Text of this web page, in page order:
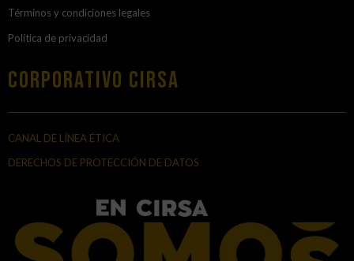
Términos y condiciones legales
Política de privacidad
Corporativo Cirsa
CANAL DE LÍNEA ÉTICA
DERECHOS DE PROTECCIÓN DE DATOS